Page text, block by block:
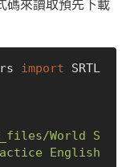
碼來讀取預先下載
import SRTL
World S
English